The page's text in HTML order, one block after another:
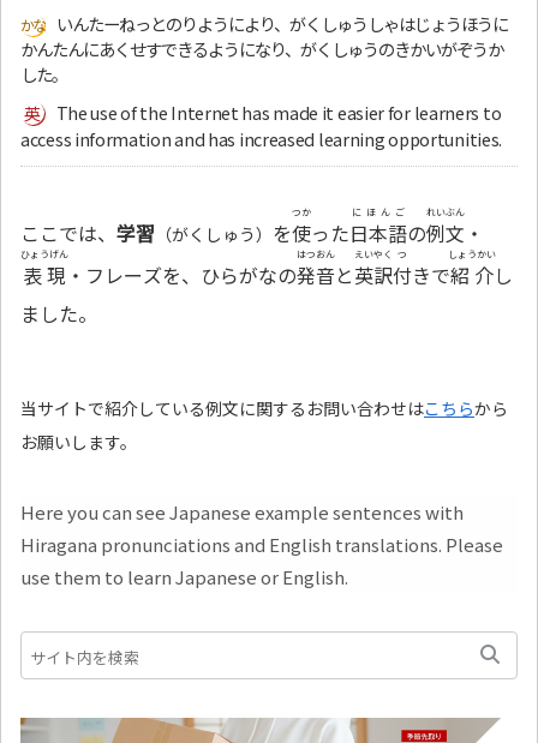
いんたーねっとのりようにより、がくしゅうしゃはじょうほうに
かんたんにあくせすできるようになり、がくしゅうのきかいがぞうか
した。
The use of the Internet has made it easier for learners to
access information and has increased learning opportunities.
ここでは、 学習 （がくしゅう） を使
つか
った日本語
にほんご
の例文
れいぶん
・
表現
ひょうげん
・フレーズを、ひらがなの発音
はつおん
と英訳
えいやく
付
つ
きで紹介
しょうかい
し
ました。
当サイトで紹介している例文に関するお問い合わせはこちらから
お願いします。
Here you can see Japanese example sentences with
Hiragana pronunciations and English translations. Please
use them to learn Japanese or English.